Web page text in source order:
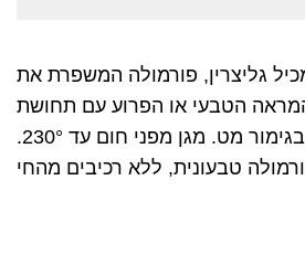
גליצרין, פורמולה המשפרת את
הטבעי או הפרוע עם תחושת
מט. מגן מפני חום עד 230°.
טבעונית, ללא רכיבים מהחי